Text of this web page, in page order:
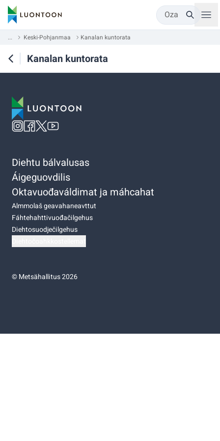
Oza
... Keski-Pohjanmaa Kanalan kuntorata
Kanalan kuntorata
Diehtu bálvalusas
Áigeguovdilis
Oktavuođaváldimat ja máhcahat
Almmolaš geavahaneavttut
Fáhtehahttivuođačilgehus
Diehtosuodječilgehus
©Metsähallitus 2026